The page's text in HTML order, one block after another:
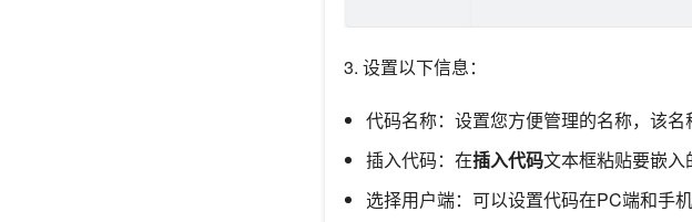
3. 设置以下信息：
代码名称：设置您方便管理的名称，该
插入代码：在插入代码文本框粘贴要嵌入
选择用户端：可以设置代码在PC端和手